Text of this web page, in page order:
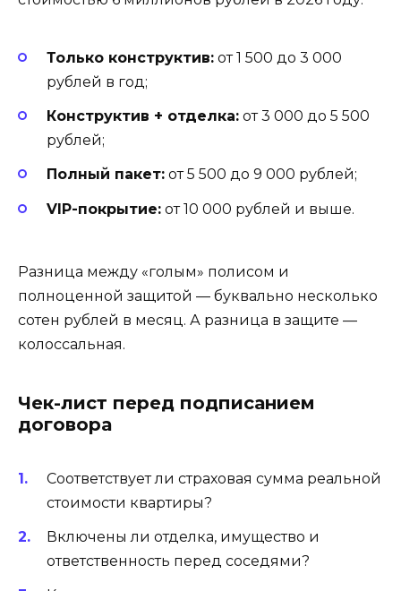
Только конструктив: от 1 500 до 3 000
рублей в год;
Конструктив + отделка: от 3 000 до 5 500
рублей;
Полный пакет: от 5 500 до 9 000 рублей;
VIP-покрытие: от 10 000 рублей и выше.
Разница между «голым» полисом и
полноценной защитой — буквально несколько
сотен рублей в месяц. А разница в защите —
колоссальная.
Чек-лист перед подписанием
договора
Соответствует ли страховая сумма реальной
стоимости квартиры?
Включены ли отделка, имущество и
ответственность перед соседями?